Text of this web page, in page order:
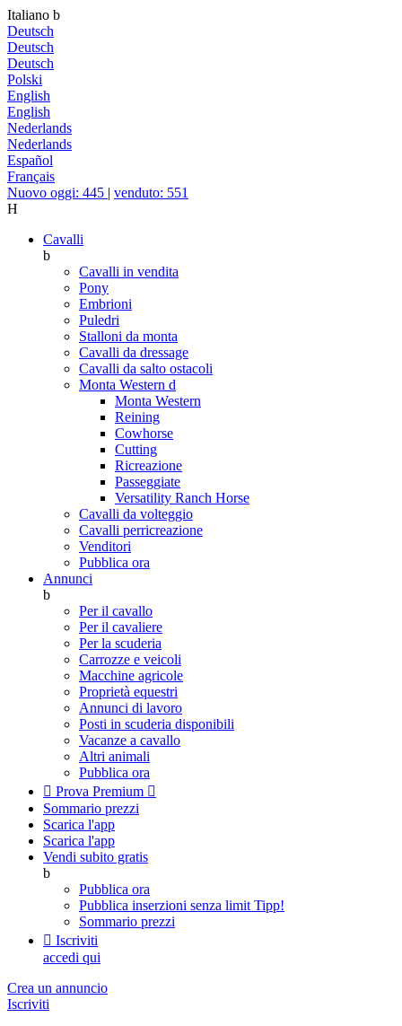
Italiano b
Deutsch
Deutsch
Deutsch
Polski
English
English
Nederlands
Nederlands
Español
Français
Nuovo oggi: 445 | venduto: 551
H
Cavalli
b
Cavalli in vendita
Pony
Embrioni
Puledri
Stalloni da monta
Cavalli da dressage
Cavalli da salto ostacoli
Monta Western d
Monta Western
Reining
Cowhorse
Cutting
Ricreazione
Passeggiate
Versatility Ranch Horse
Cavalli da volteggio
Cavalli perricreazione
Venditori
Pubblica ora
Annunci
b
Per il cavallo
Per il cavaliere
Per la scuderia
Carrozze e veicoli
Macchine agricole
Proprietà equestri
Annunci di lavoro
Posti in scuderia disponibili
Vacanze a cavallo
Altri animali
Pubblica ora
 Prova Premium 
Sommario prezzi
Scarica l'app
Scarica l'app
Vendi subito gratis
b
Pubblica ora
Pubblica inserzioni senza limit Tipp!
Sommario prezzi
 Iscriviti
accedi qui
Crea un annuncio
Iscriviti